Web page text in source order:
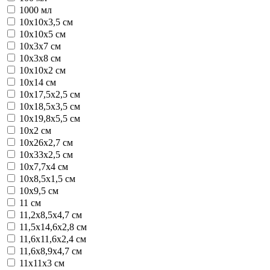
1000 мл
10x10x3,5 см
10x10x5 см
10x3x7 см
10x3x8 см
10х10х2 см
10х14 см
10х17,5х2,5 см
10х18,5х3,5 см
10х19,8х5,5 см
10х2 см
10х26х2,7 см
10х33х2,5 см
10х7,7х4 см
10х8,5х1,5 см
10х9,5 см
11 см
11,2х8,5х4,7 см
11,5х14,6х2,8 см
11,6х11,6х2,4 см
11,6х8,9х4,7 см
11x11x3 см